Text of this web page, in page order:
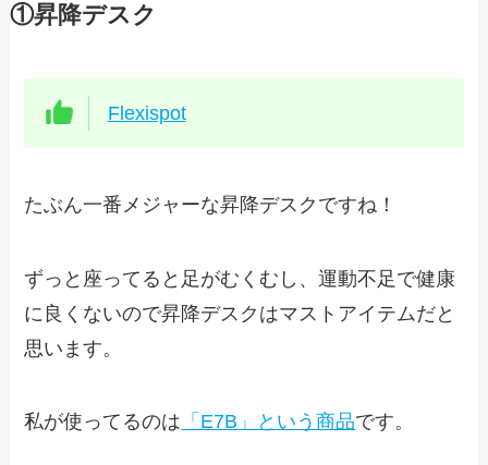
①昇降デスク
Flexispot
たぶん一番メジャーな昇降デスクですね！
ずっと座ってると足がむくむし、運動不足で健康
に良くないので昇降デスクはマストアイテムだと
思います。
私が使ってるのは 「E7B」という商品です。